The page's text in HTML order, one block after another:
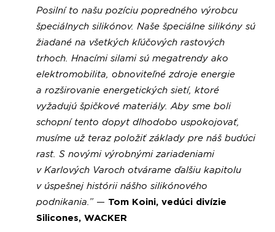
Posilní to našu pozíciu popredného výrobcu
špeciálnych silikónov. Naše špeciálne silikóny sú
žiadané na všetkých kľúčových rastových
trhoch. Hnacími silami sú megatrendy ako
elektromobilita, obnoviteľné zdroje energie
a rozširovanie energetických sietí, ktoré
vyžadujú špičkové materiály. Aby sme boli
schopní tento dopyt dlhodobo uspokojovať,
musíme už teraz položiť základy pre náš budúci
rast. S novými výrobnými zariadeniami
v Karlových Varoch otvárame ďalšiu kapitolu
v úspešnej histórii nášho silikónového
podnikania.”— Tom Koini, vedúci divízie
Silicones, WACKER